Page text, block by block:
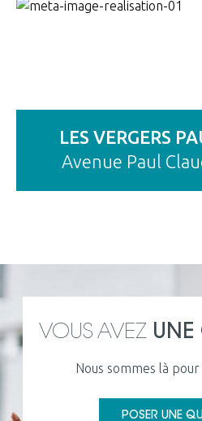
LES VERGERS
Avenue Paul
VOUS AVEZ UNE
Nous sommes là
POSER UNE